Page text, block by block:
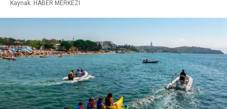
Kaynak: HABER MERKEZI